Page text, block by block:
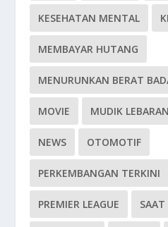
KESEHATAN MENTAL
MEMBAYAR HUTANG
MENURUNKAN BERAT
MOVIE MUDIK LEBARAN
NEWS OTOMOTIF
PERKEMBANGAN TERKINI
PREMIER LEAGUE